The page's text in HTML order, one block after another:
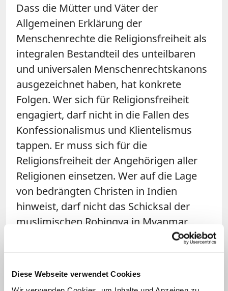
Diese Webseite verwendet Cookies
Dass die Mütter und Väter der
Allgemeinen Erklärung der
Menschenrechte die Religionsfreiheit als
integralen Bestandteil des unteilbaren
und universalen Menschenrechtskanons
ausgezeichnet haben, hat konkrete
Folgen. Wer sich für Religionsfreiheit
engagiert, darf nicht in die Fallen des
Konfessionalismus und Klientelismus
tappen. Er muss sich für die
Religionsfreiheit der Angehörigen aller
Religionen einsetzen. Wer auf die Lage
von bedrängten Christen in Indien
hinweist, darf nicht das Schicksal der
muslimischen Rohingya in Myanmar
oder der Jesiden im Irak vergessen.